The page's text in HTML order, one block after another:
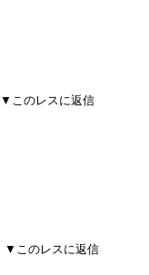
▼このレスに返信
▼このレスに返信